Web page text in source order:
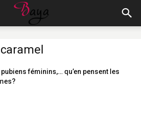
féminins,… qu’en pensent les